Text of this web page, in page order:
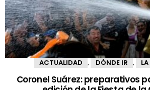
ACTUALIDAD , DÓNDE IR ,
Coronel Suárez: preparativos